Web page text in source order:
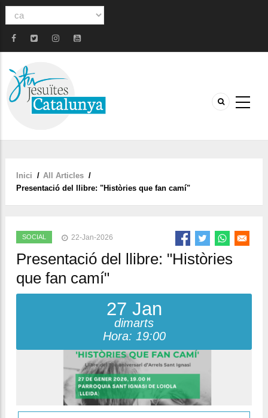
Select
language
Fil
d'ariadna
Inici / All Articles /
Presentació del llibre: "Històries que fan camí"
SOCIAL 22-Jan-2026
Presentació del llibre: "Històries
que fan camí"
27 Jan
dimarts
Hora: 19:00